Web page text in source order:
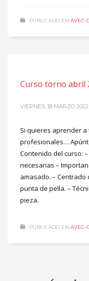
PUBLICADO EN AVEC-
Curso torno abril
VIERNES, 18 MARZO 2022
Si quieres aprender
profesionales…
Contenido del curso:
necesarias –
amasado. – Centrado
punta de pella. –
pieza.
PUBLICADO EN AVEC-